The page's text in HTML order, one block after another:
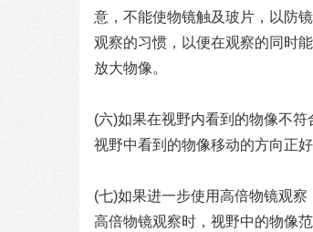
意，不能使物镜触及玻片，以防
观察的习惯，以便在观察的同时
放大物像。
(六)如果在视野内看到的物像不
视野中看到的物像移动的方向正
(七)如果进一步使用高倍物镜观
高倍物镜观察时，视野中的物像